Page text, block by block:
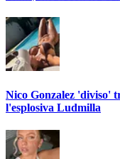
Nico Gonzalez 'diviso'
l'esplosiva Ludmilla